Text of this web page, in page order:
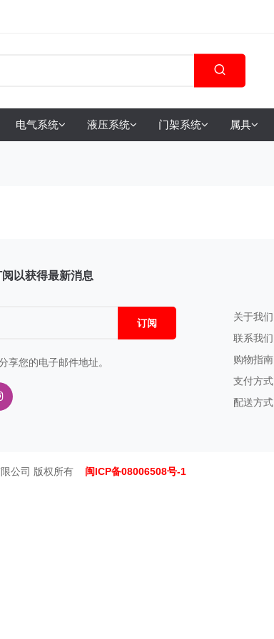
电气系统 液压系统 门架系统 属具
阅以获得最新消息
订阅
享您的电子邮件地址。
关于我们
联系我们
购物指南
支付方式
配送方式
公司 版权所有 闽ICP备08006508号-1